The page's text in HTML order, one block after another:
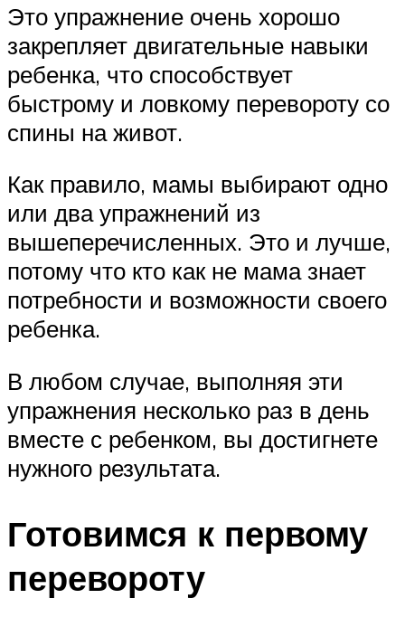
Это упражнение очень хорошо
закрепляет двигательные навыки
ребенка, что способствует
быстрому и ловкому перевороту со
спины на живот.
Как правило, мамы выбирают одно
или два упражнений из
вышеперечисленных. Это и лучше,
потому что кто как не мама знает
потребности и возможности своего
ребенка.
В любом случае, выполняя эти
упражнения несколько раз в день
вместе с ребенком, вы достигнете
нужного результата.
Готовимся к первому
перевороту